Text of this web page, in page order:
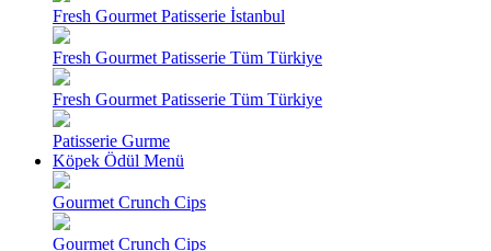
Fresh Gourmet Patisserie İstanbul
Fresh Gourmet Patisserie Tüm Türkiye
Fresh Gourmet Patisserie Tüm Türkiye
Patisserie Gurme
Köpek Ödül Menü
Gourmet Crunch Cips
Gourmet Crunch Cips